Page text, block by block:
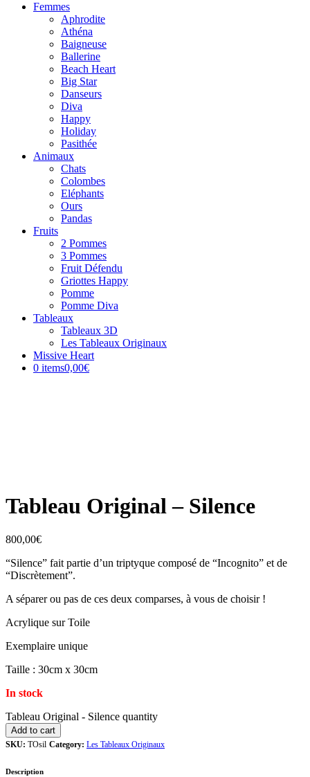
Femmes
Aphrodite
Athéna
Baigneuse
Ballerine
Beach Heart
Big Star
Danseurs
Diva
Happy
Holiday
Pasithée
Animaux
Chats
Colombes
Eléphants
Ours
Pandas
Fruits
2 Pommes
3 Pommes
Fruit Défendu
Griottes Happy
Pomme
Pomme Diva
Tableaux
Tableaux 3D
Les Tableaux Originaux
Missive Heart
0 items0,00€
Tableau Original – Silence
800,00€
“Silence” fait partie d’un triptyque composé de “Incognito” et de
“Discrètement”.
A séparer ou pas de ces deux comparses, à vous de choisir !
Acrylique sur Toile
Exemplaire unique
Taille : 30cm x 30cm
In stock
Tableau Original - Silence quantity
Add to cart
SKU: TOsil Category: Les Tableaux Originaux
Description